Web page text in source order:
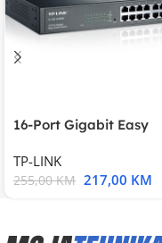
16-Port Gigabit Easy
TP-LINK
255,00KM 217,00 KM